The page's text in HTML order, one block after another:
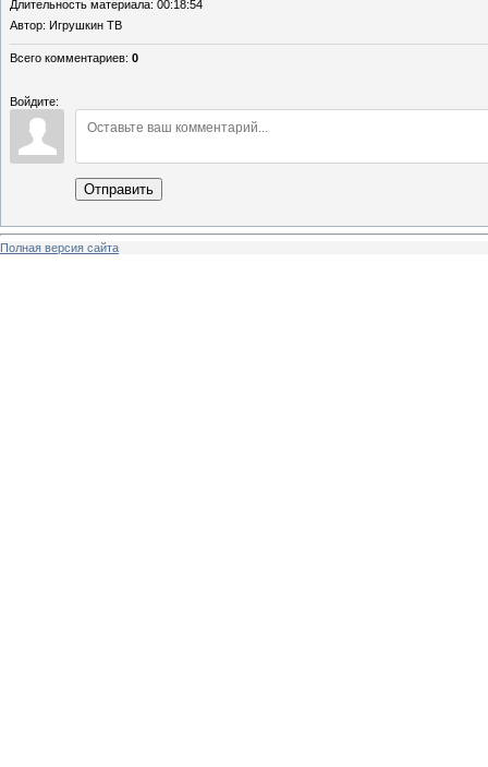
Длительность материала: 00:18:54
Автор: Игрушкин ТВ
Всего комментариев: 0
Войдите:
Отправить
Полная версия сайта